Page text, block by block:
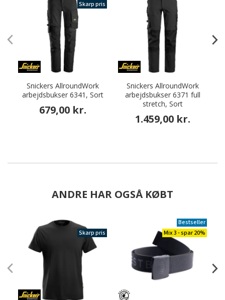
Skarp pris
Snickers AllroundWork
arbejdsbukser 6341, Sort
679,00 kr.
Snickers AllroundWork
arbejdsbukser 6371 full
stretch, Sort
1.459,00 kr.
ANDRE HAR OGSÅ KØBT
Skarp pris
Bestseller
Mix 3 - spar 20%